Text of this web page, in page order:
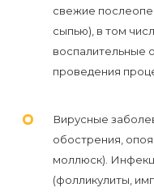
Формула-1
Эпиляция
перед
важным
свежие
сыпью), в том
воспалительные
проведения
Вирусные
обострения,
моллюск).
(фолликулиты,